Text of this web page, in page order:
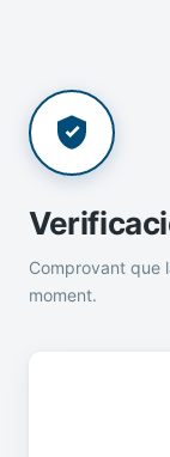
Comprovant que
moment.